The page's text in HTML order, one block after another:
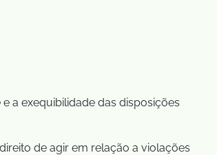
a exequibilidade das disposições
de agir em relação a violações